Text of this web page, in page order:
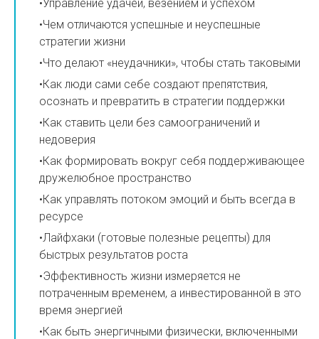
•Управление удачей, везением и успехом
•Чем отличаются успешные и неуспешные
стратегии жизни
•Что делают «неудачники», чтобы стать таковыми
•Как люди сами себе создают препятствия,
осознать и превратить в стратегии поддержки
•Как ставить цели без самоограничений и
недоверия
•Как формировать вокруг себя поддерживающее
дружелюбное пространство
•Как управлять потоком эмоций и быть всегда в
ресурсе
•Лайфхаки (готовые полезные рецепты) для
быстрых результатов роста
•Эффективность жизни измеряется не
потраченным временем, а инвестированной в это
время энергией
•Как быть энергичными физически, включенными